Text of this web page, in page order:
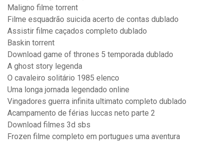
Maligno filme torrent
Filme esquadrão suicida acerto de contas dublado
Assistir filme caçados completo dublado
Baskin torrent
Download game of thrones 5 temporada dublado
A ghost story legenda
O cavaleiro solitário 1985 elenco
Uma longa jornada legendado online
Vingadores guerra infinita ultimato completo dublado
Acampamento de férias luccas neto parte 2
Download filmes 3d sbs
Frozen filme completo em portugues uma aventura